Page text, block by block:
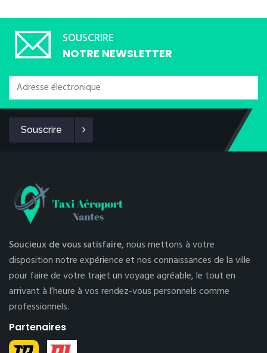
SOUSCRIRE
NOTRE NEWSLETTER
Souscrire
Soucieux de vous satisfaire,nous mettons à votre
disposition notre expérience et nos connaissances de la ville
pour faire de votre trajet un voyage agréable, le tout en
arrivant à l’heure à vos rendez-vous personnels comme
professionnels.
Partenaires